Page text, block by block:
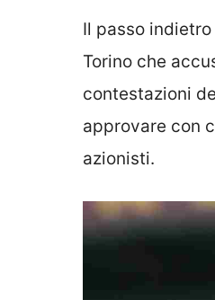
Il passo
Torino che
contestazioni
approvare con
azionisti.